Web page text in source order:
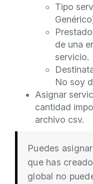
Tipo
de una
servicio.
No soy
Asignar
cantidad
archivo csv.
Puedes
que has
global no